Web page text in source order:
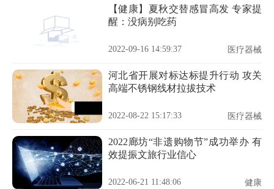
【健康】夏秋交替感冒高发 专家提
醒：没病别吃药
2022-09-16 14:59:37 医疗器械
河北省开展对标达标提升行动 攻关
高端不锈钢线材拉拔技术
2022-08-22 15:17:33 医疗器械
2022廊坊“非遗购物节”成功举办 有
效提振文旅行业信心
2022-06-21 11:48:06 健康